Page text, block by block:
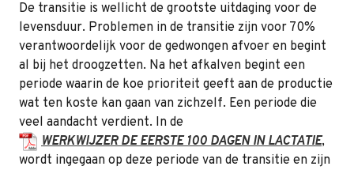
De transitie is wellicht de grootste uitdaging voor de
levensduur. Problemen in de transitie zijn voor 70%
verantwoordelijk voor de gedwongen afvoer en begint
al bij het droogzetten. Na het afkalven begint een
periode waarin de koe prioriteit geeft aan de productie
wat ten koste kan gaan van zichzelf. Een periode die
veel aandacht verdient. In de
WERKWIJZER DE EERSTE 100 DAGEN IN LACTATIE,
wordt ingegaan op deze periode van de transitie en zijn